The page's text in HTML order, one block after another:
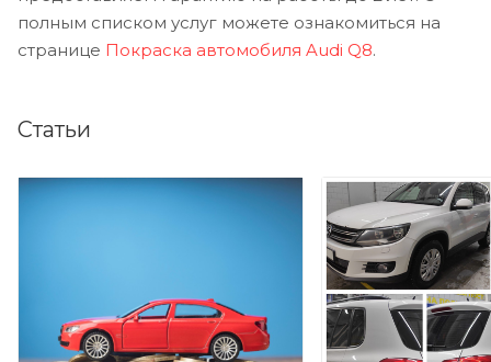
полным списком услуг можете ознакомиться на
странице Покраска автомобиля Audi Q8.
Статьи